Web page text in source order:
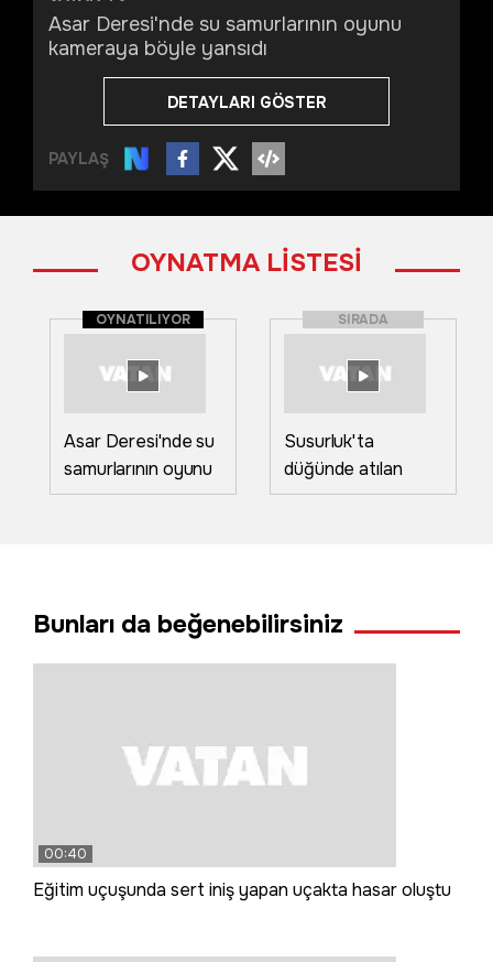
Asar Deresi'nde su samurlarının oyunu
kameraya böyle yansıdı
DETAYLARI GÖSTER
PAYLAŞ
OYNATMA LİSTESİ
OYNATILIYOR
Asar Deresi'nde su
samurlarının oyunu
kameraya böyle
SIRADA
Susurluk'ta
düğünde atılan
havai fişekler
Bunları da beğenebilirsiniz
00:40
Eğitim uçuşunda sert iniş yapan uçakta hasar oluştu